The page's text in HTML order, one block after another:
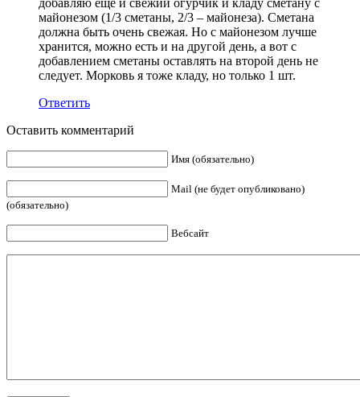
добавляю ещё и свежий огурчик и кладу сметану с
майонезом (1/3 сметаны, 2/3 – майонеза). Сметана
должна быть очень свежая. Но с майонезом лучше
хранится, можно есть и на другой день, а вот с
добавлением сметаны оставлять на второй день не
следует. Морковь я тоже кладу, но только 1 шт.
Ответить
Оставить комментарий
Имя (обязательно)
Mail (не будет опубликовано)
(обязательно)
Вебсайт